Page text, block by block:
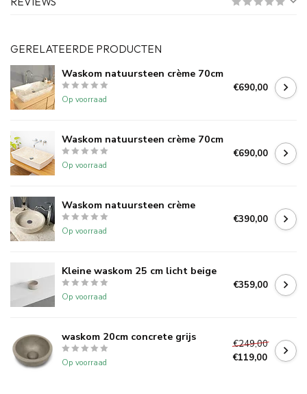
GERELATEERDE PRODUCTEN
Waskom natuursteen crème 70cm
Op voorraad
€690,00
Waskom natuursteen crème 70cm
Op voorraad
€690,00
Waskom natuursteen crème
Op voorraad
€390,00
Kleine waskom 25 cm licht beige
Op voorraad
€359,00
waskom 20cm concrete grijs
Op voorraad
€249,00
€119,00